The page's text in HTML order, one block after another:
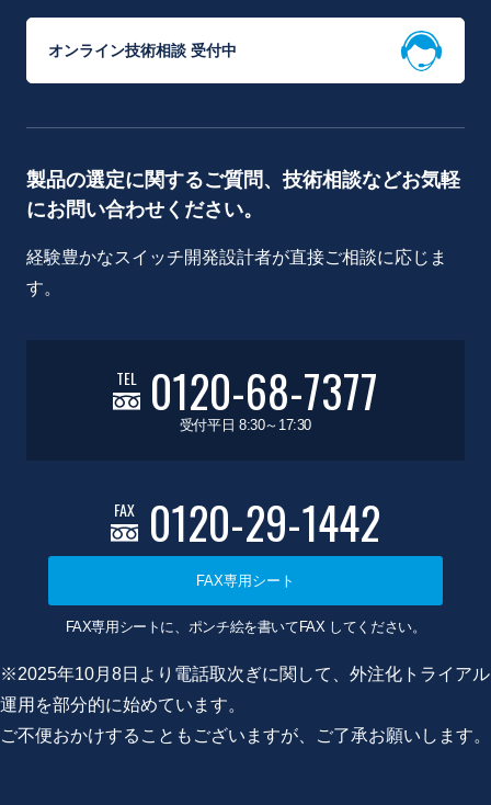
オンライン技術相談 受付中
製品の選定に関するご質問、技術相談などお気軽
にお問い合わせください。
経験豊かなスイッチ開発設計者が直接ご相談に応じま
す。
TEL 0120-68-7377
受付平日 8:30～17:30
FAX 0120-29-1442
FAX専用シート
FAX専用シートに、ポンチ絵を書いてFAX してください。
※2025年10月8日より電話取次ぎに関して、外注化トライアル
運用を部分的に始めています。
ご不便おかけすることもございますが、ご了承お願いします。